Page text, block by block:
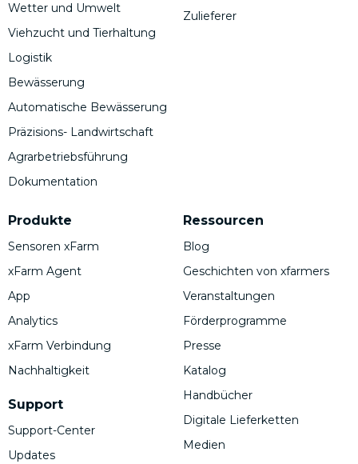
Wetter und Umwelt
Viehzucht und Tierhaltung
Logistik
Bewässerung
Automatische Bewässerung
Präzisions- Landwirtschaft
Agrarbetriebsführung
Dokumentation
Produkte
Sensoren xFarm
xFarm Agent
App
Analytics
xFarm Verbindung
Nachhaltigkeit
Support
Support-Center
Updates
Zulieferer
Ressourcen
Blog
Geschichten von xfarmers
Veranstaltungen
Förderprogramme
Presse
Katalog
Handbücher
Digitale Lieferketten
Medien